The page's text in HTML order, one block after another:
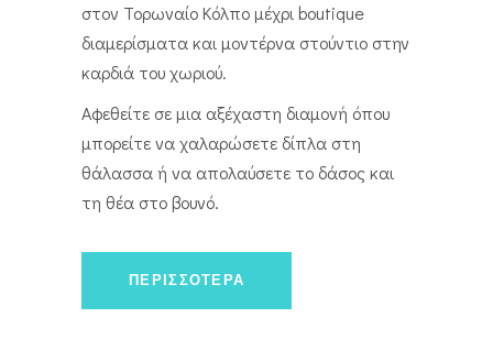
στον Τορωναίο Κόλπο μέχρι boutique
διαμερίσματα και μοντέρνα στούντιο στην
καρδιά του χωριού.
Αφεθείτε σε μια αξέχαστη διαμονή όπου
μπορείτε να χαλαρώσετε δίπλα στη
θάλασσα ή να απολαύσετε το δάσος και
τη θέα στο βουνό.
ΠΕΡΙΣΣΌΤΕΡΑ